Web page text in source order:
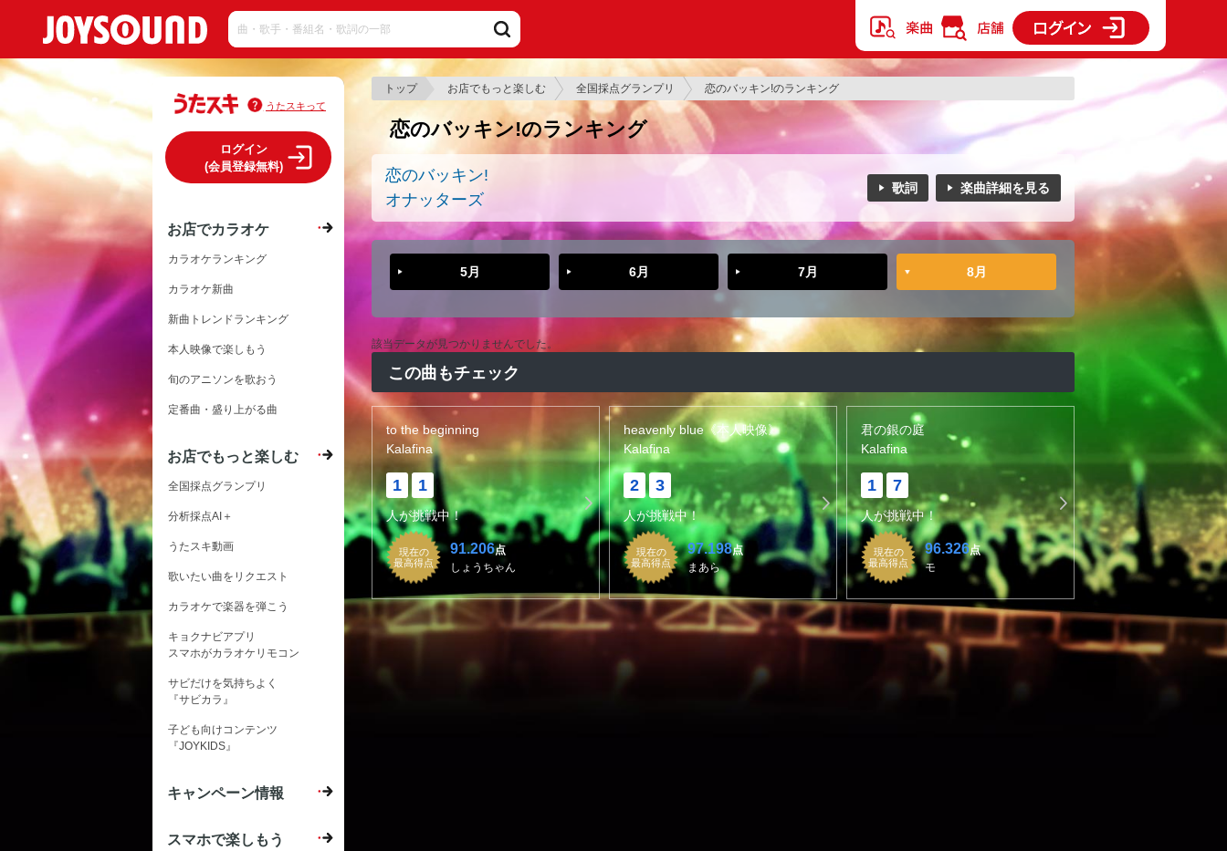
トップ お店でもっと楽しむ 全国採点グランプリ 恋のバッキン!のランキング
恋のバッキン!のランキング
恋のバッキン!
オナッターズ
歌詞 楽曲詳細を見る
5月 6月 7月 8月
該当データが見つかりませんでした。
この曲もチェック
to the beginning
Kalafina
1 1
人が挑戦中！
現在の
最高得点
91.206点
しょうちゃん
heavenly blue《本人映像》
Kalafina
2 3
人が挑戦中！
現在の
最高得点
97.198点
まあら
君の銀の庭
Kalafina
1 7
人が挑戦中！
現在の
最高得点
96.326点
モ
うたスキって
ログイン
(会員登録無料)
お店でカラオケ
カラオケランキング
カラオケ新曲
新曲トレンドランキング
本人映像で楽しもう
旬のアニソンを歌おう
定番曲・盛り上がる曲
お店でもっと楽しむ
全国採点グランプリ
分析採点AI＋
うたスキ動画
歌いたい曲をリクエスト
カラオケで楽器を弾こう
キョクナビアプリ
スマホがカラオケリモコン
サビだけを気持ちよく
『サビカラ』
子ども向けコンテンツ
『JOYKIDS』
キャンペーン情報
スマホで楽しもう